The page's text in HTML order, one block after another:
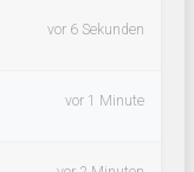
vor 6 Sekunden
vor 1 Minute